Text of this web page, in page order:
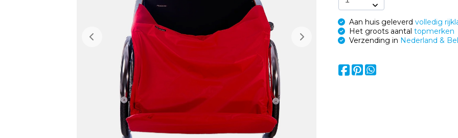
Aan huis geleverd volledig
Het groots aantal topmerken
Verzending in Nederland &